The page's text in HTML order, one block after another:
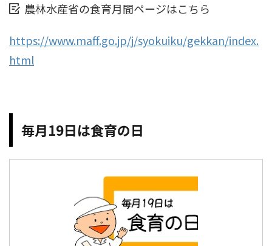
農林水産省の食育月間ページはこちら
https://www.maff.go.jp/j/syokuiku/gekkan/index.
html
毎月19日は食育の日